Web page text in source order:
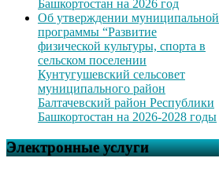
Башкортостан на 2026 год
Об утверждении муниципальной
программы “Развитие
физической культуры, спорта в
сельском поселении
Кунтугушевский сельсовет
муниципального район
Балтачевский район Республики
Башкортостан на 2026-2028 годы
Электронные услуги